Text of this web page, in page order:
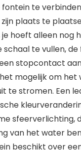
te
plaats te
hoeft alleen nog
schaal te vullen,
stopcontact
mogelijk om het
te stromen. Een
sfeerverlichting,
van het water
beschikt over